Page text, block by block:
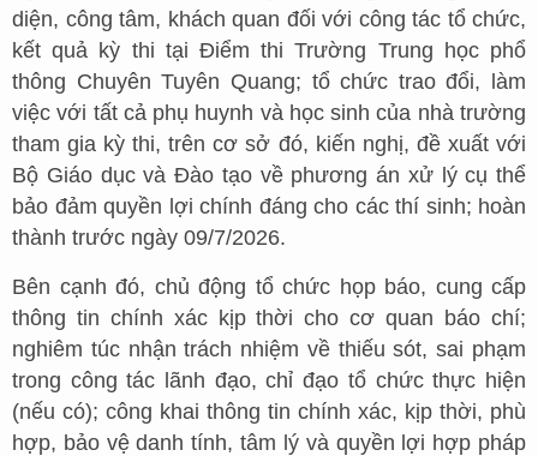
diện, công tâm, khách quan đối với công tác tổ chức,
kết quả kỳ thi tại Điểm thi Trường Trung học phổ
thông Chuyên Tuyên Quang; tổ chức trao đổi, làm
việc với tất cả phụ huynh và học sinh của nhà trường
tham gia kỳ thi, trên cơ sở đó, kiến nghị, đề xuất với
Bộ Giáo dục và Đào tạo về phương án xử lý cụ thể
bảo đảm quyền lợi chính đáng cho các thí sinh; hoàn
thành trước ngày 09/7/2026.
Bên cạnh đó, chủ động tổ chức họp báo, cung cấp
thông tin chính xác kịp thời cho cơ quan báo chí;
nghiêm túc nhận trách nhiệm về thiếu sót, sai phạm
trong công tác lãnh đạo, chỉ đạo tổ chức thực hiện
(nếu có); công khai thông tin chính xác, kịp thời, phù
hợp, bảo vệ danh tính, tâm lý và quyền lợi hợp pháp